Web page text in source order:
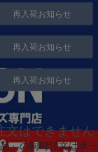
再入荷お知らせ
再入荷お知らせ
再入荷お知らせ
文はできません
」の同時注文は承っ